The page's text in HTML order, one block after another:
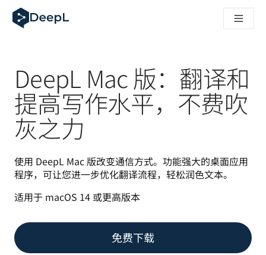
DeepL 人工智能智能体
DeepL Translation Flow：针对关键应用场景和集成的新型
解读企业级语言人工智能中的信任机制。与Slator的对话
我们如何构建 DeepL 的翻译质量评估系统
从高质量文本翻译到实时语音平台
Building an instantly accessible voice demo with DeepL
DeepL Mac 版：翻译和
提高写作水平，不费吹
灰之力
使用 DeepL Mac 版改变通信方式。功能强大的桌面应用
程序，可让您进一步优化翻译流程，轻松润色文本。
适用于 macOS 14 或更高版本
免费下载